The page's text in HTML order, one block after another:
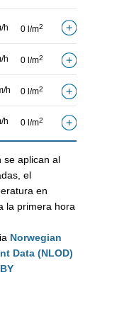
h 0 l/m2
h 0 l/m2
h 0 l/m2
h 0 l/m2
se aplican al
el
en
la primera hora
Norwegian
Data (NLOD)